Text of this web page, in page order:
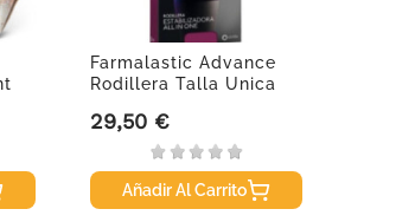
Farmalastic Advance
Rodillera Talla Unica
Precio
29,50 €
Añadir Al Carrito